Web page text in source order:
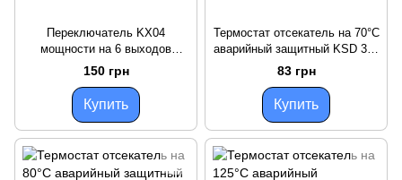
Переключатель KX04
мощности на 6 выходов
(контакты 3+3) / 15A / 250V
для обогревателей,
электрокаминов (Китай)
150 грн
Купить
Термостат отсекатель на 70°С
аварийный защитный KSD 301
(302) (КСД)
самовостанавливающийся
83 грн
Купить